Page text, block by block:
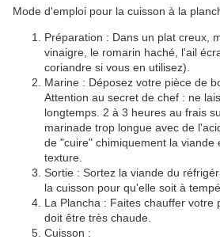
​Mode d'emploi pour la cuisson à la
​Préparation : Dans un plat creux,
vinaigre, le romarin haché, l'ail
coriandre si vous en utilisez).
​Marine : Déposez votre pièce de
Attention au secret de chef : ne
longtemps. 2 à 3 heures au frais
marinade trop longue avec de
de "cuire" chimiquement la viande
texture.
​Sortie : Sortez la viande du
la cuisson pour qu'elle soit à
​La Plancha : Faites chauffer votre
doit être très chaude.
​Cuisson :